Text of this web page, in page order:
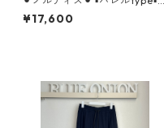
ストレッチシフォンボリュー
ムpants （set UP対応） ノ
¥17,600